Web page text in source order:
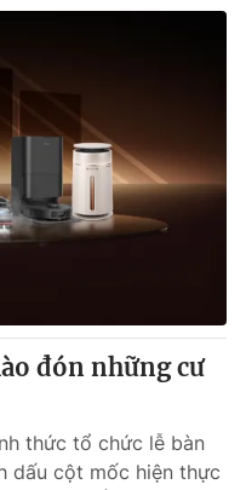
đón những cư
thức tổ chức lễ bàn
dấu cột mốc hiện thực